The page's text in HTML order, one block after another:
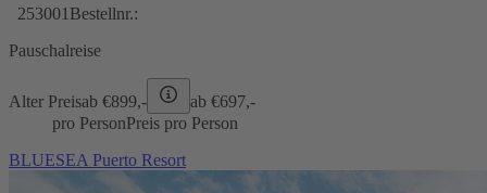
253001 Bestellnr.:
Pauschalreise
Alter Preisab €899,- ab €697,-
pro PersonPreis pro Person
BLUESEA Puerto Resort